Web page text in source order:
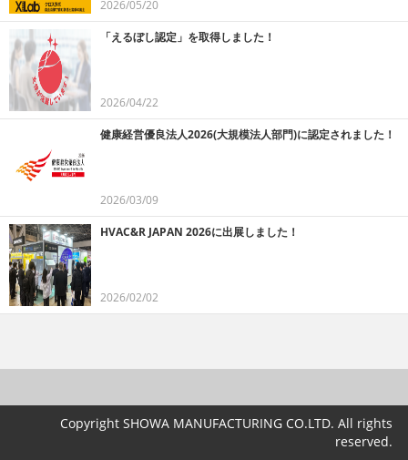
2026/05/20
「えるぼし認定」を取得しました！
2026/04/22
健康経営優良法人2026(大規模法人部門)に認定されました！
2026/03/09
HVAC&R JAPAN 2026に出展しました！
2026/02/02
Copyright SHOWA MANUFACTURING CO.LTD. All rights
reserved.